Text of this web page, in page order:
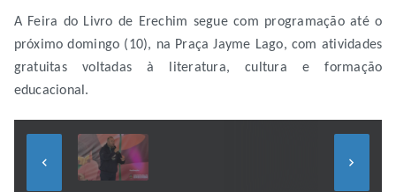
A Feira do Livro de Erechim segue com programação até o
próximo domingo (10), na Praça Jayme Lago, com atividades
gratuitas voltadas à literatura, cultura e formação
educacional.
keyboard_arrow_left keyboard_arrow_right